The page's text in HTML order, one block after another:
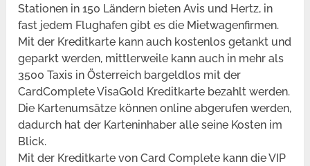
Stationen in 150 Ländern bieten Avis und Hertz, in
fast jedem Flughafen gibt es die Mietwagenfirmen.
Mit der Kreditkarte kann auch kostenlos getankt und
geparkt werden, mittlerweile kann auch in mehr als
3500 Taxis in Österreich bargeldlos mit der
CardComplete VisaGold Kreditkarte bezahlt werden.
Die Kartenumsätze können online abgerufen werden,
dadurch hat der Karteninhaber alle seine Kosten im
Blick.
Mit der Kreditkarte von Card Complete kann die VIP